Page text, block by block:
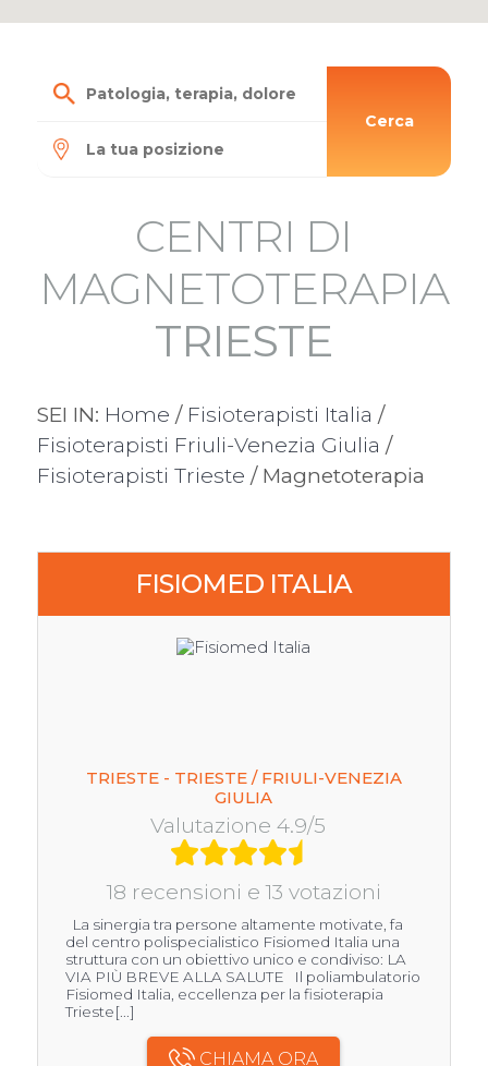
Cerca
CENTRI DI
MAGNETOTERAPIA
TRIESTE
SEI IN: Home / Fisioterapisti Italia /
Fisioterapisti Friuli-Venezia Giulia /
Fisioterapisti Trieste / Magnetoterapia
FISIOMED ITALIA
TRIESTE - TRIESTE / FRIULI-VENEZIA
GIULIA
Valutazione 4.9/5
18 recensioni e 13 votazioni
La sinergia tra persone altamente motivate, fa
del centro polispecialistico Fisiomed Italia una
struttura con un obiettivo unico e condiviso: LA
VIA PIÙ BREVE ALLA SALUTE Il poliambulatorio
Fisiomed Italia, eccellenza per la fisioterapia
Trieste[...]
CHIAMA ORA